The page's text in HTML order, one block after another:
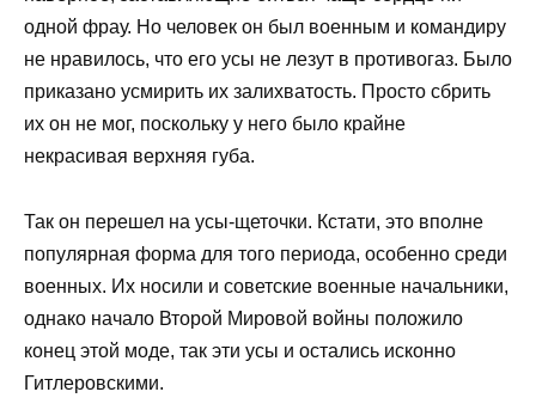
одной фрау. Но человек он был военным и командиру
не нравилось, что его усы не лезут в противогаз. Было
приказано усмирить их залихватость. Просто сбрить
их он не мог, поскольку у него было крайне
некрасивая верхняя губа.
Так он перешел на усы-щеточки. Кстати, это вполне
популярная форма для того периода, особенно среди
военных. Их носили и советские военные начальники,
однако начало Второй Мировой войны положило
конец этой моде, так эти усы и остались исконно
Гитлеровскими.